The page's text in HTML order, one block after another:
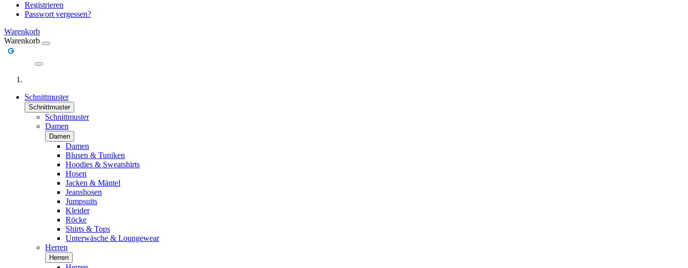
Registrieren
Passwort vergessen?
Warenkorb
Warenkorb
Schnittmuster
Schnittmuster
Schnittmuster
Damen
Damen
Damen
Blusen & Tuniken
Hoodies & Sweatshirts
Hosen
Jacken & Mäntel
Jeanshosen
Jumpsuits
Kleider
Röcke
Shirts & Tops
Unterwäsche & Loungewear
Herren
Herren